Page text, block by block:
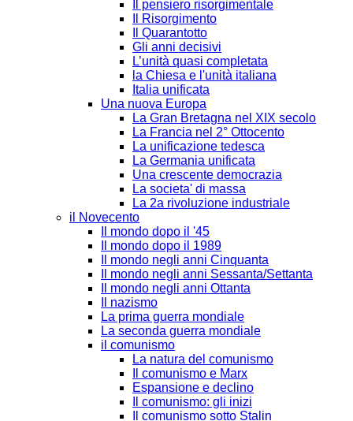
Il pensiero risorgimentale
Il Risorgimento
Il Quarantotto
Gli anni decisivi
L’unità quasi completata
la Chiesa e l'unità italiana
Italia unificata
Una nuova Europa
La Gran Bretagna nel XIX secolo
La Francia nel 2° Ottocento
La unificazione tedesca
La Germania unificata
Una crescente democrazia
La societa' di massa
La 2a rivoluzione industriale
il Novecento
Il mondo dopo il '45
Il mondo dopo il 1989
Il mondo negli anni Cinquanta
Il mondo negli anni Sessanta/Settanta
Il mondo negli anni Ottanta
Il nazismo
La prima guerra mondiale
La seconda guerra mondiale
il comunismo
La natura del comunismo
Il comunismo e Marx
Espansione e declino
Il comunismo: gli inizi
Il comunismo sotto Stalin